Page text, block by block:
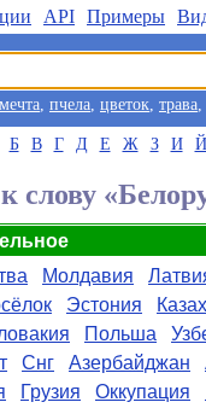
API Примеры
мечта, пчела, цветок, трава,
Б В Г Д Е Ж З И Й
слову
Молдавия
Эстония
Польша
Снг Азербайджан
Грузия Оккупация